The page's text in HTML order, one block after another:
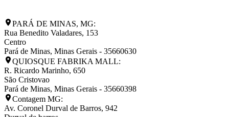
PARÁ DE MINAS, MG:
Rua Benedito Valadares, 153
Centro
Pará de Minas, Minas Gerais - 35660630
QUIOSQUE FABRIKA MALL:
R. Ricardo Marinho, 650
São Cristovao
Pará de Minas, Minas Gerais - 35660398
Contagem MG:
Av. Coronel Durval de Barros, 942